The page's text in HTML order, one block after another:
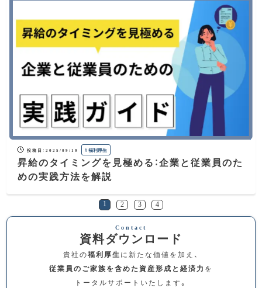
投稿日 ： 2025/09/19 # 福利厚生
昇給のタイミングを見極める：企業と従業員のた
めの実践方法を解説
1 2 3 4
資料ダウンロード
貴社の福利厚生 に新たな価値を加え、
従業員のご家族を含めた資産形成と経済力 を
トータルサポートいたします。